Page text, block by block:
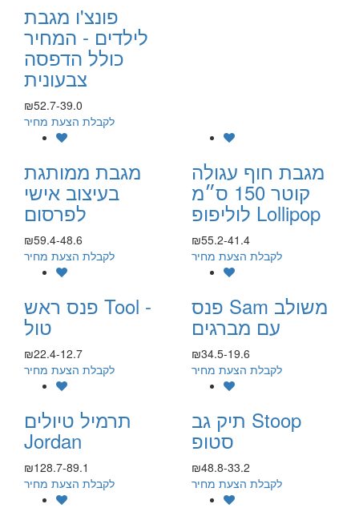
פונצ'ו מגבת
לילדים - המחיר
כולל הדפסה
צבעונית
₪52.7-39.0
לקבלת הצעת מחיר
מגבת חוף עגולה
קוטר 150 ס״מ
לוליפופ Lollipop
₪55.2-41.4
לקבלת הצעת מחיר
מגבת ממותגת
בעיצוב אישי
לפרסום
₪59.4-48.6
לקבלת הצעת מחיר
פנס Sam משולב
עם מברגים
₪34.5-19.6
לקבלת הצעת מחיר
פנס ראש Tool -
טול
₪22.4-12.7
לקבלת הצעת מחיר
תיק גב Stoop
סטופ
₪48.8-33.2
לקבלת הצעת מחיר
תרמיל טיולים
Jordan
₪128.7-89.1
לקבלת הצעת מחיר